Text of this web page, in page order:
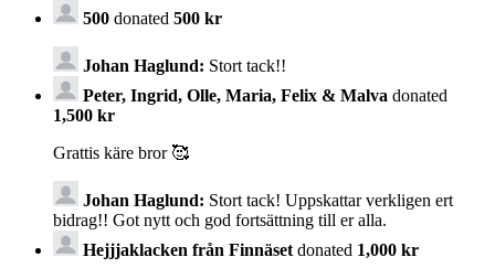
500 donated 500 kr
Johan Haglund: Stort tack!!
Peter, Ingrid, Olle, Maria, Felix & Malva donated
1,500 kr
Grattis käre bror 🥰
Johan Haglund: Stort tack! Uppskattar verkligen ert
bidrag!! Got nytt och god fortsättning till er alla.
Hejjjaklacken från Finnäset donated 1,000 kr